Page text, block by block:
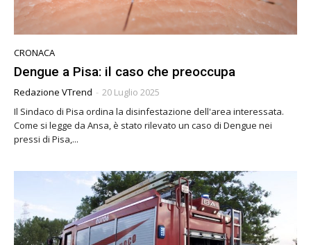
CRONACA
Dengue a Pisa: il caso che preoccupa
Redazione VTrend - 20 Luglio 2025
Il Sindaco di Pisa ordina la disinfestazione dell'area interessata.
Come si legge da Ansa, è stato rilevato un caso di Dengue nei
pressi di Pisa,...